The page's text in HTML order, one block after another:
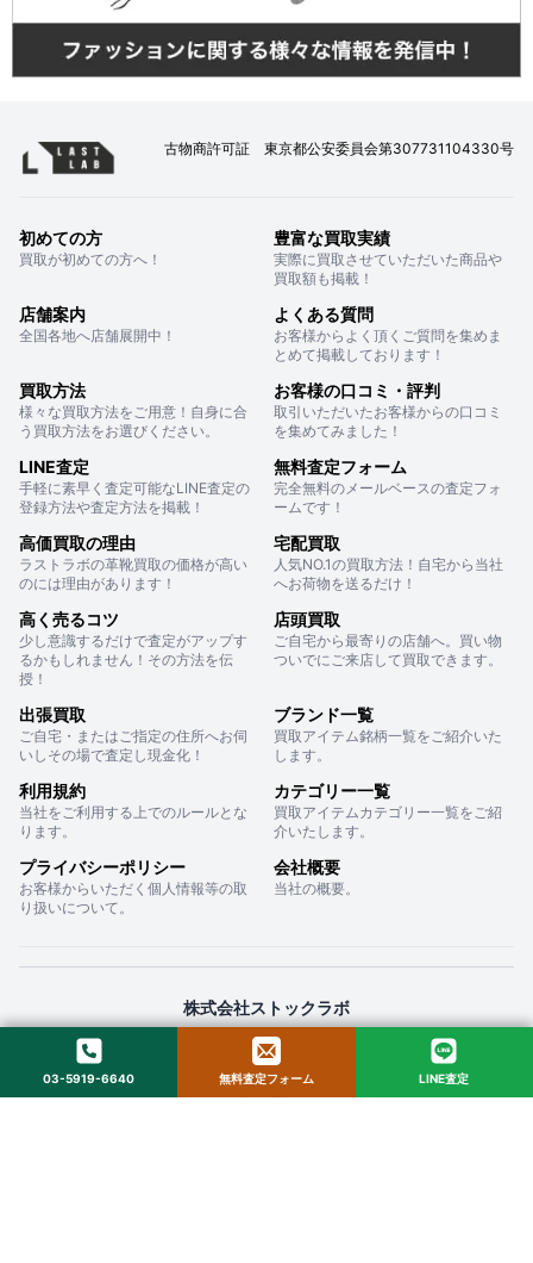
古物商許可証 東京都公安委員会第307731104330号
初めての方
買取が初めての方へ！
豊富な買取実績
実際に買取させていただいた商品や
買取額も掲載！
店舗案内
全国各地へ店舗展開中！
よくある質問
お客様からよく頂くご質問を集めま
とめて掲載しております！
買取方法
様々な買取方法をご用意！自身に合
う買取方法をお選びください。
お客様の口コミ・評判
取引いただいたお客様からの口コミ
を集めてみました！
LINE査定
手軽に素早く査定可能なLINE査定の
登録方法や査定方法を掲載！
無料査定フォーム
完全無料のメールベースの査定フォ
ームです！
高価買取の理由
ラストラボの革靴買取の価格が高い
のには理由があります！
宅配買取
人気NO.1の買取方法！自宅から当社
へお荷物を送るだけ！
高く売るコツ
少し意識するだけで査定がアップす
るかもしれません！その方法を伝
授！
店頭買取
ご自宅から最寄りの店舗へ。買い物
ついでにご来店して買取できます。
出張買取
ご自宅・またはご指定の住所へお伺
いしその場で査定し現金化！
ブランド一覧
買取アイテム銘柄一覧をご紹介いた
します。
利用規約
当社をご利用する上でのルールとな
ります。
カテゴリー一覧
買取アイテムカテゴリー一覧をご紹
介いたします。
プライバシーポリシー
お客様からいただく個人情報等の取
り扱いについて。
会社概要
当社の概要。
株式会社ストックラボ
〒160-0022 東京都新宿区新宿２丁目１２−１６ セントフォービル ２０３
© 2025 StockLab. All Rights Reserved.
03-5919-6640 無料査定フォーム LINE査定